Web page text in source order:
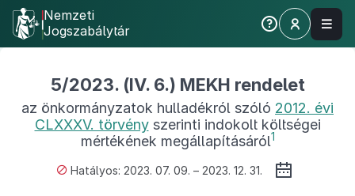
Nemzeti
Jogszabálytár
5/2023. (IV. 6.) MEKH rendelet
az önkormányzatok hulladékról szóló 2012. évi
CLXXXV. törvényszerinti indokolt költségei
mértékének megállapításáról1
Hatályos: 2023. 07. 09. – 2023. 12. 31.